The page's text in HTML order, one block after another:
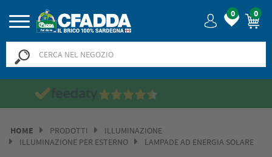
0 0
Saldi? SALDI! Fino al -50% >>
HOME PRODOTTI
ILLUMINAZIONE
ILLUMINAZIONE PER ESTERNO
LAMPADE AD ENERGIA SOLARE